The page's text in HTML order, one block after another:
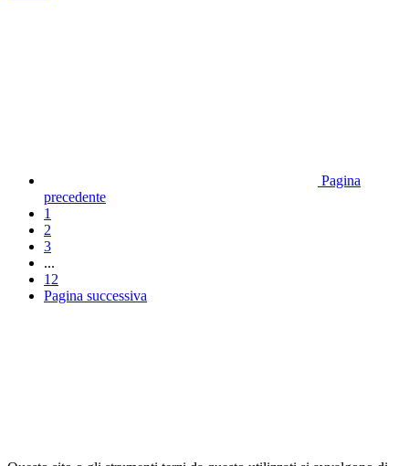
Pagina
precedente
1
2
3
...
12
Pagina successiva